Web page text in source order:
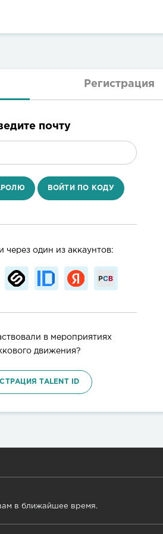
Регистрация
почту
ВОЙТИ ПО КОДУ
через один из аккаунтов:
в мероприятиях
движения?
TALENT ID
в ближайшее время.